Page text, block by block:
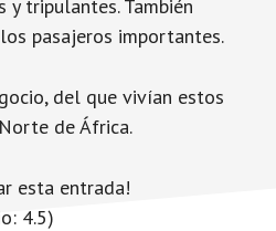
y tripulantes. También
pasajeros importantes.
del que vivían estos
de África.
esta entrada!
4.5)